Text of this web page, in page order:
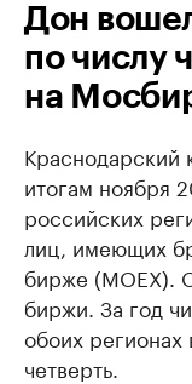
Дон
по числу
на
Краснодарский
итогам ноября
российских
лиц, имеющих
бирже (MOEX).
биржи. За год
обоих
четверть.